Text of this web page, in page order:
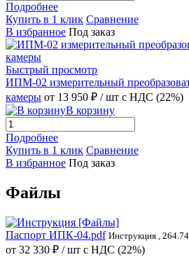
Подробнее
Купить в 1 клик Сравнение
В избранное Под заказ
Быстрый просмотр
ИПМ-02 измерительный
камеры от 13 950 ₽ / шт с НДС (22%)
В корзину
Подробнее
Купить в 1 клик Сравнение
В избранное Под заказ
Файлы
Паспорт ИПК-04.pdf Инструкция ,
от 32 330 ₽ / шт с НДС (22%)